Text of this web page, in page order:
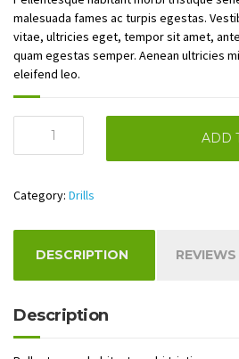
malesuada fames ac turpis egestas.
vitae, ultricies eget, tempor sit amet,
quam egestas semper. Aenean ultricies
eleifend leo.
quantity
ADD
Category: Drills
DESCRIPTION REVIEWS
Description